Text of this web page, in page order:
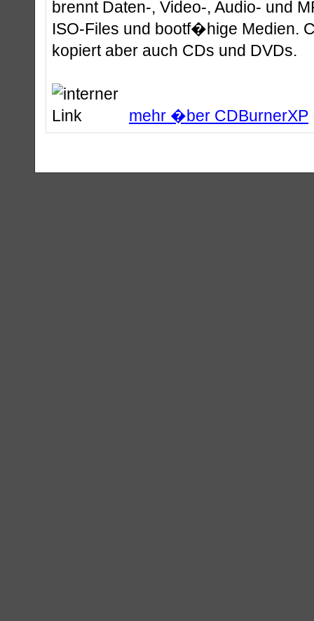
brennt Daten-, Video-, Audio- und
ISO-Files und bootf�hige Medien.
kopiert aber auch CDs und DVDs.
mehr �ber CDBurnerXP